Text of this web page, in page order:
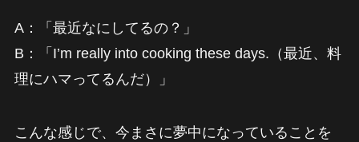
A：「最近なにしてるの？」
B：「I’m really into cooking these days.（最近、料
理にハマってるんだ）」
こんな感じで、今まさに夢中になっていることを